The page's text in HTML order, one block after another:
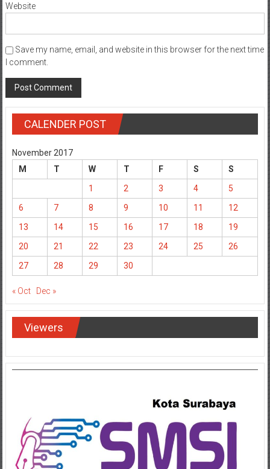
Website
Save my name, email, and website in this browser for the next time
I comment.
CALENDER POST
November 2017
M
T W T F S
S
1
2 3 4
5
6
7 8 9 10 11
12
13
14 15 16 17 18
19
20
21 22 23 24 25
26
27
28 29 30
« Oct Dec »
Viewers